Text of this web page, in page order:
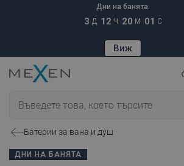
Дни на банята:
3 Д 12 Ч 20 М 00 С
Виж
Батерии за вана и душ
ДНИ НА БАНЯТА